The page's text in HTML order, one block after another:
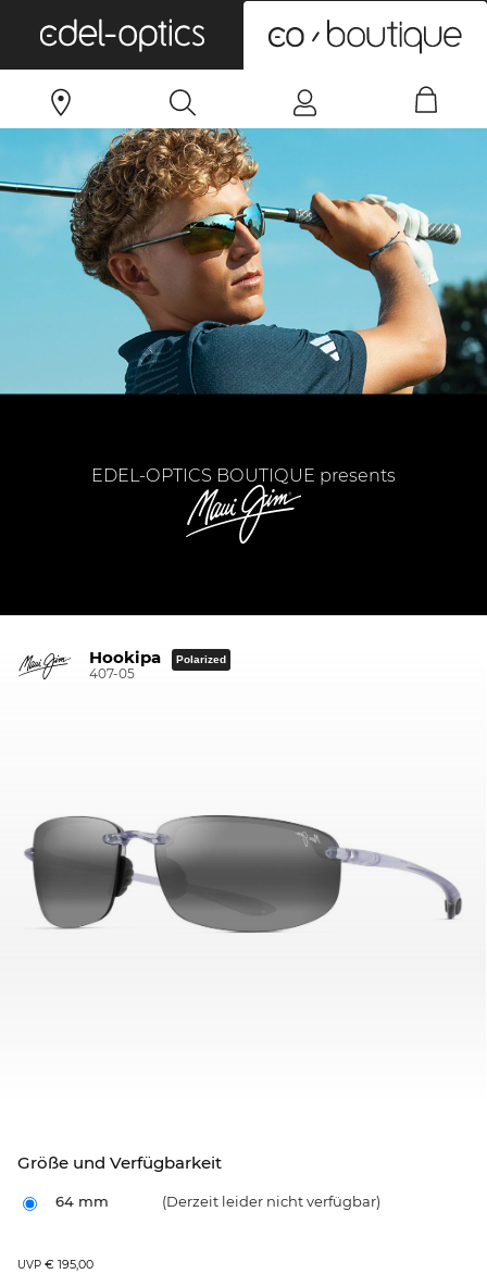
EDEL-OPTICS BOUTIQUE presents
Hookipa
407-05
Polarized
Größe und Verfügbarkeit
64 mm (Derzeit leider nicht verfügbar)
UVP € 195,00